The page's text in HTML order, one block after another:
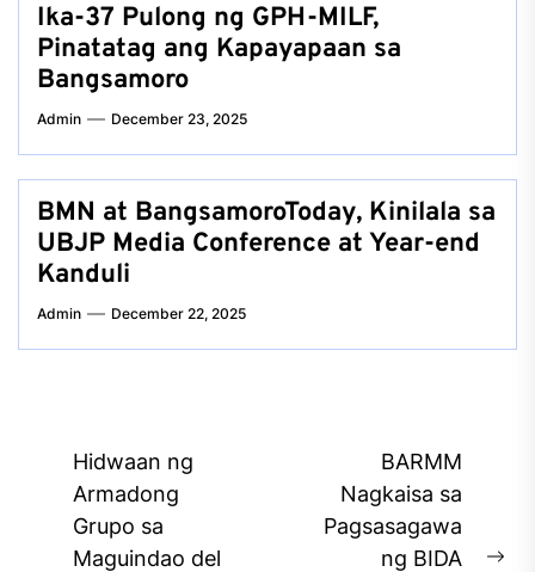
Ika-37 Pulong ng GPH-MILF,
Pinatatag ang Kapayapaan sa
Bangsamoro
Admin December 23, 2025
BMN at BangsamoroToday, Kinilala sa
UBJP Media Conference at Year-end
Kanduli
Admin December 22, 2025
Post
navigation
Hidwaan ng
Armadong
Grupo sa
Maguindao del
BARMM
Nagkaisa sa
Pagsasagawa
ng BIDA